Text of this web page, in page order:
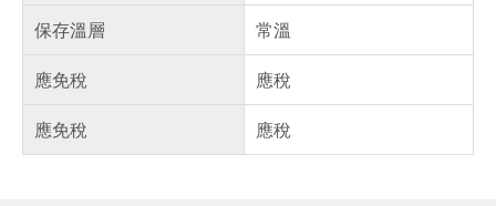
保存溫層
常溫
應免稅
應稅
應免稅
應稅